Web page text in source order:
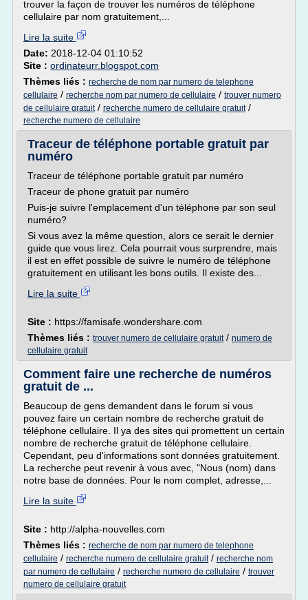
trouver la façon de trouver les numéros de téléphone
cellulaire par nom gratuitement,...
Lire la suite
Date: 2018-12-04 01:10:52
Site : ordinateurr.blogspot.com
Thèmes liés : recherche de nom par numero de telephone
cellulaire / recherche nom par numero de cellulaire / trouver numero
de cellulaire gratuit/ recherche numero de cellulaire gratuit/
recherche numero de cellulaire
Traceur de téléphone portable gratuit par
numéro
Traceur de téléphone portable gratuit par numéro
Traceur de phone gratuit par numéro
Puis-je suivre l'emplacement d'un téléphone par son seul
numéro?
Si vous avez la même question, alors ce serait le dernier
guide que vous lirez. Cela pourrait vous surprendre, mais
il est en effet possible de suivre le numéro de téléphone
gratuitement en utilisant les bons outils. Il existe des...
Lire la suite
Site : https://famisafe.wondershare.com
Thèmes liés : trouver numero de cellulaire gratuit/ numero de
cellulaire gratuit
Comment faire une recherche de numéros
gratuit de ...
Beaucoup de gens demandent dans le forum si vous
pouvez faire un certain nombre de recherche gratuit de
téléphone cellulaire. Il ya des sites qui promettent un certain
nombre de recherche gratuit de téléphone cellulaire.
Cependant, peu d'informations sont données gratuitement.
La recherche peut revenir à vous avec, "Nous (nom) dans
notre base de données. Pour le nom complet, adresse,...
Lire la suite
Site : http://alpha-nouvelles.com
Thèmes liés : recherche de nom par numero de telephone
cellulaire / recherche numero de cellulaire gratuit/ recherche nom
par numero de cellulaire / recherche numero de cellulaire / trouver
numero de cellulaire gratuit